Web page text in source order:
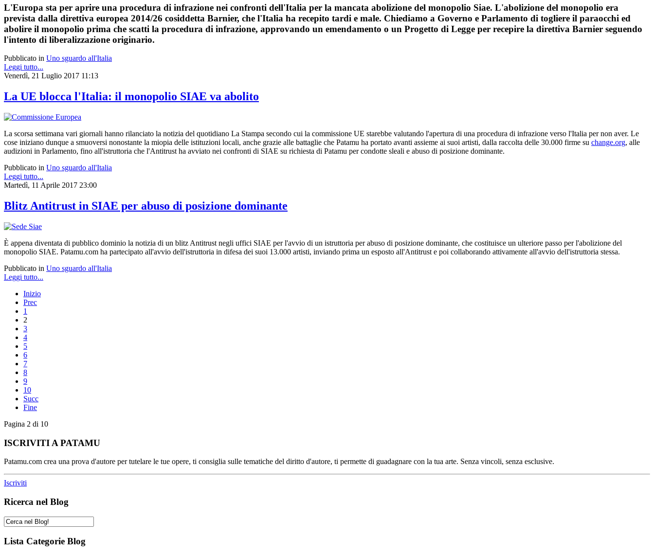
L'Europa sta per aprire una procedura di infrazione nei confronti dell'Italia per la mancata abolizione del monopolio Siae. L'abolizione del monopolio era
prevista dalla direttiva europea 2014/26 cosiddetta Barnier, che l'Italia ha recepito tardi e male. Chiediamo a Governo e Parlamento di togliere il paraocchi ed
abolire il monopolio prima che scatti la procedura di infrazione, approvando un emendamento o un Progetto di Legge per recepire la direttiva Barnier seguendo
l'intento di liberalizzazione originario.
Pubblicato in Uno sguardo all'Italia
Leggi tutto...
Venerdì, 21 Luglio 2017 11:13
La UE blocca l'Italia: il monopolio SIAE va abolito
La scorsa settimana vari giornali hanno rilanciato la notizia del quotidiano La Stampa secondo cui la commissione UE starebbe valutando l'apertura di una procedura di infrazione verso l'Italia per non aver. Le
cose iniziano dunque a smuoversi nonostante la miopia delle istituzioni locali, anche grazie alle battaglie che Patamu ha portato avanti assieme ai suoi artisti, dalla raccolta delle 30.000 firme su change.org, alle
audizioni in Parlamento, fino all'istruttoria che l'Antitrust ha avviato nei confronti di SIAE su richiesta di Patamu per condotte sleali e abuso di posizione dominante.
Pubblicato in Uno sguardo all'Italia
Leggi tutto...
Martedì, 11 Aprile 2017 23:00
Blitz Antitrust in SIAE per abuso di posizione dominante
È appena diventata di pubblico dominio la notizia di un blitz Antitrust negli uffici SIAE per l'avvio di un istruttoria per abuso di posizione dominante, che costituisce un ulteriore passo per l'abolizione del
monopolio SIAE. Patamu.com ha partecipato all'avvio dell'istruttoria in difesa dei suoi 13.000 artisti, inviando prima un esposto all'Antitrust e poi collaborando attivamente all'avvio dell'istruttoria stessa.
Pubblicato in Uno sguardo all'Italia
Leggi tutto...
Inizio
Prec
1
2
3
4
5
6
7
8
9
10
Succ
Fine
Pagina 2 di 10
ISCRIVITI A PATAMU
Patamu.com crea una prova d'autore per tutelare le tue opere, ti consiglia sulle tematiche del diritto d'autore, ti permette di guadagnare con la tua arte. Senza vincoli, senza esclusive.
Iscriviti
Ricerca nel Blog
Lista Categorie Blog